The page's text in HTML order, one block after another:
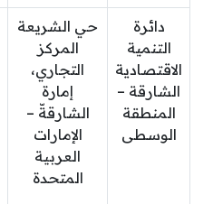
دائرة
التنمية
الاقتصادية
الشارقة –
المنطقة
الوسطى
حي الشريعة
المركز
التجاري،
إمارة
الشارقةّ –
الإمارات
العربية
المتحدة